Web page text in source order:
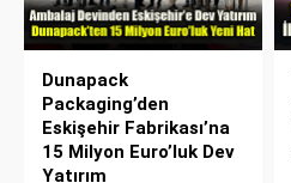
Dunapack
Packaging’den
Eskişehir Fabrikası’na
15 Milyon Euro’luk Dev
Yatırım